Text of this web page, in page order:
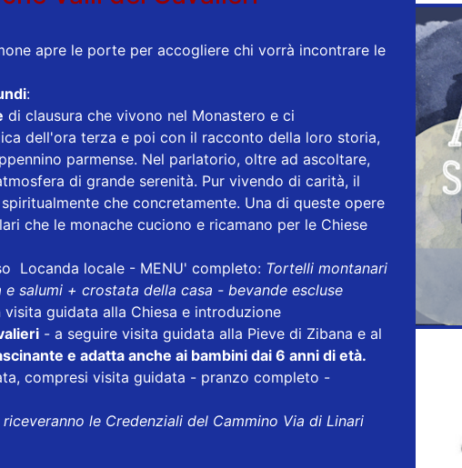
apre le porte per accogliere chi vorrà incontrare le
:
di clausura che vivono nel Monastero e ci
dell'ora terza e poi con il racconto della loro storia,
parmense. Nel parlatorio, oltre ad ascoltare,
di grande serenità. Pur vivendo di carità, il
che concretamente. Una di queste opere
che le monache cuciono e ricamano per le Chiese
Locanda locale - MENU' completo: Tortelli montanari
salumi + crostata della casa - bevande escluse
guidata alla Chiesa e introduzione
- a seguire visita guidata alla Pieve di Zibana e al
e adatta anche ai bambini dai 6 anni di età.
compresi visita guidata - pranzo completo -
le Credenziali del Cammino Via di Linari